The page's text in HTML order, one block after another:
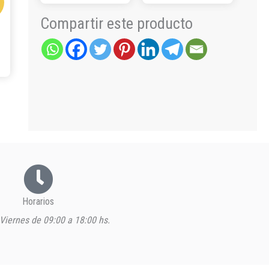
Compartir este producto
Horarios
de 09:00 a 18:00 hs.